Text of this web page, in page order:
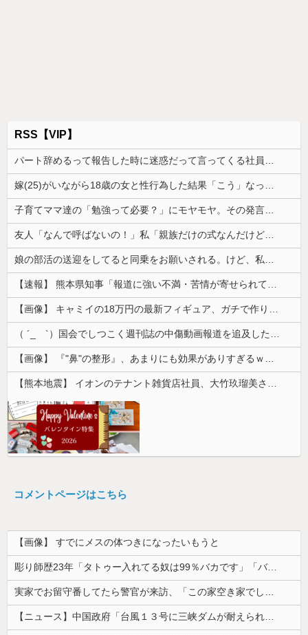
RSS【VIP】
コメントページはこちら
【画像】 すでにメスの体つきになったいもうと
彫り師歴23年「タトゥー入れてる奴は99％バカです」「バカは5000円が好き」無断キャンセル、挨拶できない、金がない…客層をぶっちゃけ
実家でお留守番してたら警官が来訪、「この家空き家でしたよね？」と問いかけてくるが実際は30年ほど住んでおり……
【ニュース】中国政府「台風１３号に三峡ダムが耐えられない！全開放流しろ！」⇒ 下流域の街が壊滅状態ｗｗｗｗｗ